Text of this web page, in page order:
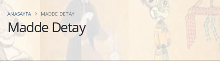
Madde Detay
ANASAYFA MADDE DETAY